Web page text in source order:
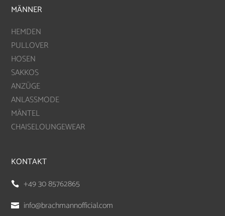
MÄNNER
HEMDEN
PULLOVER
HOSEN
SAKKOS
ANZÜGE
ANLASSMODE
MÄNTEL
CHAISELOUNGEWEAR
KONTAKT
 +49 30 85762865
 info@brachmannofficial.com